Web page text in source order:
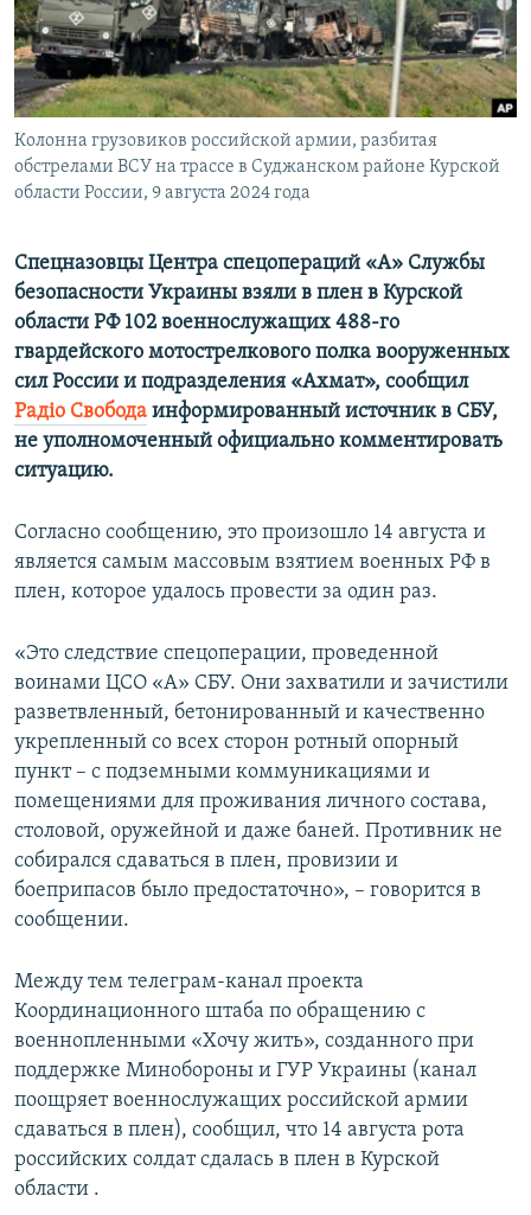
ПОБЕДИТЕЛЕЙ НЕ СУДЯТ?
КРЫМ.НЕПОКОРЕННЫЙ
ELIFBE
УКРАИНСКАЯ ПРОБЛЕМА КРЫМА
ПРИСОЕДИНЯЙТЕСЬ!
Все сайты RFE/RL
Колонна грузовиков российской армии, разбитая
обстрелами ВСУ на трассе в Суджанском районе Курской
области России, 9 августа 2024 года
Спецназовцы Центра спецопераций «А» Службы
безопасности Украины взяли в плен в Курской
области РФ 102 военнослужащих 488-го
гвардейского мотострелкового полка вооруженных
сил России и подразделения «Ахмат», сообщил
Радіо Свобода информированный источник в СБУ,
не уполномоченный официально комментировать
ситуацию.
Согласно сообщению, это произошло 14 августа и
является самым массовым взятием военных РФ в
плен, которое удалось провести за один раз.
«Это следствие спецоперации, проведенной
воинами ЦСО «А» СБУ. Они захватили и зачистили
разветвленный, бетонированный и качественно
укрепленный со всех сторон ротный опорный
пункт – с подземными коммуникациями и
помещениями для проживания личного состава,
столовой, оружейной и даже баней. Противник не
собирался сдаваться в плен, провизии и
боеприпасов было предостаточно», – говорится в
сообщении.
Между тем телеграм-канал проекта
Координационного штаба по обращению с
военнопленными «Хочу жить», созданного при
поддержке Минобороны и ГУР Украины (канал
поощряет военнослужащих российской армии
сдаваться в плен), сообщил, что 14 августа рота
российских солдат сдалась в плен в Курской
области .